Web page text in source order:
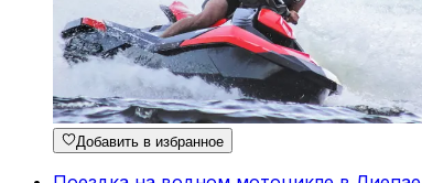
Добавить в избранное